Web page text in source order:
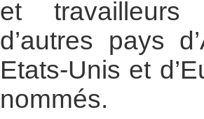
et travailleurs
d’autres pays
Etats-Unis et
nommés.